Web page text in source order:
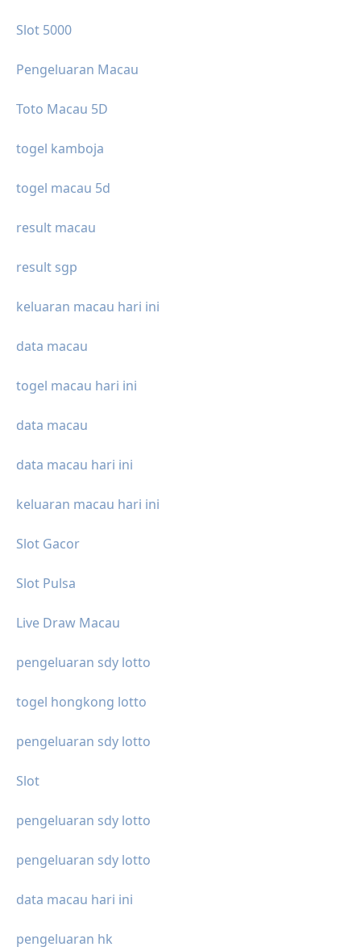
Slot 5000
Pengeluaran Macau
Toto Macau 5D
togel kamboja
togel macau 5d
result macau
result sgp
keluaran macau hari ini
data macau
togel macau hari ini
data macau
data macau hari ini
keluaran macau hari ini
Slot Gacor
Slot Pulsa
Live Draw Macau
pengeluaran sdy lotto
togel hongkong lotto
pengeluaran sdy lotto
Slot
pengeluaran sdy lotto
pengeluaran sdy lotto
data macau hari ini
pengeluaran hk